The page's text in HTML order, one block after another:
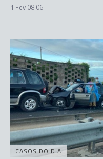
1 Fev 08:06
CASOS DO DIA